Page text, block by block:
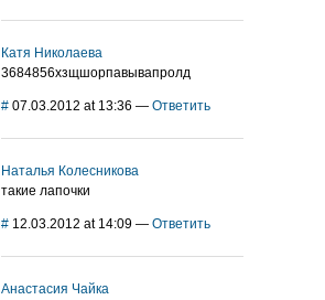
Катя Николаева
3684856хзщшорпавывапролд
# 07.03.2012 at 13:36 — Ответить
Наталья Колесникова
такие лапочки
# 12.03.2012 at 14:09 — Ответить
Анастасия Чайка